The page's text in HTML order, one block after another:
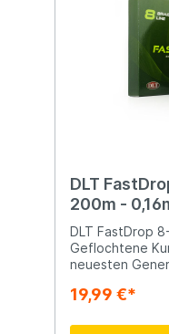
DLT
200m -
DLT FastDrop
Geflochtene
neuesten
19,99 €*